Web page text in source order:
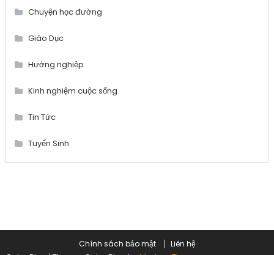
Chuyện học đường
Giáo Dục
Hướng nghiệp
Kinh nghiệm cuộc sống
Tin Tức
Tuyển Sinh
Chính sách bảo mật Liên hệ